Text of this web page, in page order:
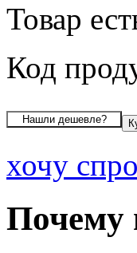
Товар
Код
хочу
Почему